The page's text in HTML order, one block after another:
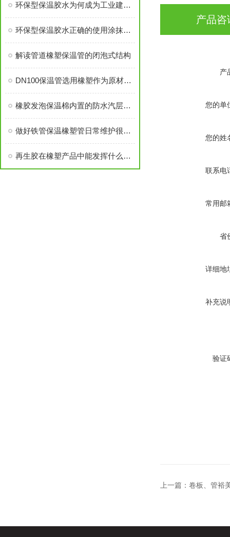
环保型保温胶水为何成为工业建筑的“好帮手”
环保型保温胶水正确的使用涂抹方法
解读管道橡塑保温管的闭泡式结构
DN100保温管选用橡塑作为原材料的原因
橡胶发泡保温棉内置的防水汽层结构说明
做好铁管保温橡塑管日常维护很重要
再生胶在橡塑产品中能发挥什么用途？
产品咨
产
您的单
您的姓
联系电
常用邮
省
详细地
补充说
验证
上一篇： 卷板、管裕